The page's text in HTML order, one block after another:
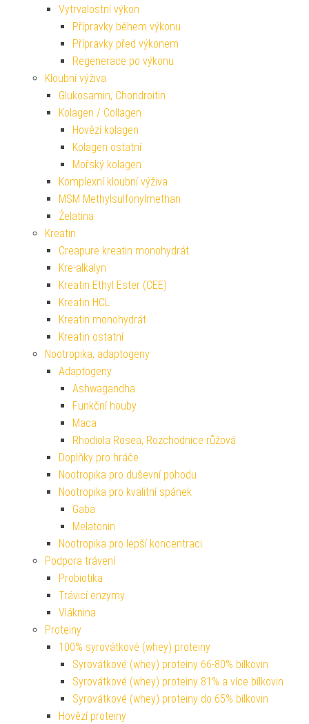
Vytrvalostní výkon
Přípravky během výkonu
Přípravky před výkonem
Regenerace po výkonu
Kloubní výživa
Glukosamin, Chondroitin
Kolagen / Collagen
Hovězí kolagen
Kolagen ostatní
Mořský kolagen
Komplexní kloubní výživa
MSM Methylsulfonylmethan
Želatina
Kreatin
Creapure kreatin monohydrát
Kre-alkalyn
Kreatin Ethyl Ester (CEE)
Kreatin HCL
Kreatin monohydrát
Kreatin ostatní
Nootropika, adaptogeny
Adaptogeny
Ashwagandha
Funkční houby
Maca
Rhodiola Rosea, Rozchodnice růžová
Doplňky pro hráče
Nootropika pro duševní pohodu
Nootropika pro kvalitní spánek
Gaba
Melatonin
Nootropika pro lepší koncentraci
Podpora trávení
Probiotika
Trávicí enzymy
Vláknina
Proteiny
100% syrovátkové (whey) proteiny
Syrovátkové (whey) proteiny 66-80% bílkovin
Syrovátkové (whey) proteiny 81% a více bílkovin
Syrovátkové (whey) proteiny do 65% bílkovin
Hovězí proteiny